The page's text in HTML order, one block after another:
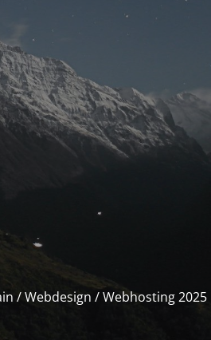
/ Webdesign / Webhosting 2025